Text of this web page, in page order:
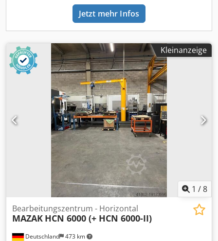
Jetzt mehr Infos
Kleinanzeige
1 /8
Deutschland 473 km
Bearbeitungszentrum - Horizontal
MAZAK HCN 6000 (+ HCN 6000-II)